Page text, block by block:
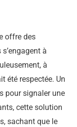
offre des
à
à
été respectée. Un
pour signaler une
cette solution
sachant que le